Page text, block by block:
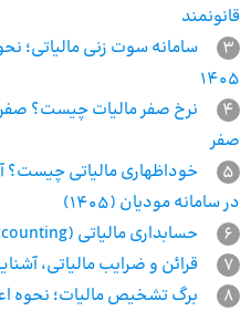
قانونمند
3
سامانه سوت زنی مالیاتی؛
۱۴۰۵
4
نرخ صفر مالیات چیست؟ صفر
صفر
5
خوداظهاری مالیاتی چیست؟
در سامانه مودیان (1405)
6
حسابداری مالیاتی (Tax Accounting) چیست؟
7
قرائن و ضرایب مالیاتی،
8
برگ تشخیص مالیات؛ نحوه